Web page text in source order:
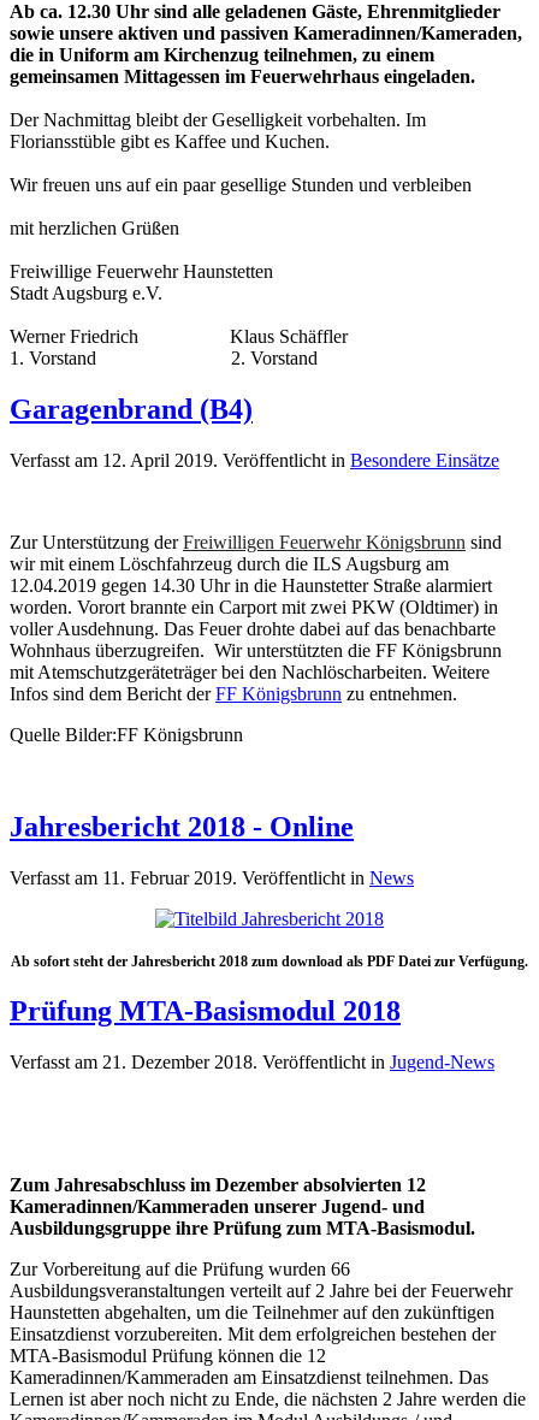
Ab ca. 12.30 Uhr sind alle geladenen Gäste, Ehrenmitglieder
sowie unsere aktiven und passiven Kameradinnen/Kameraden,
die in Uniform am Kirchenzug teilnehmen, zu einem
gemeinsamen Mittagessen im Feuerwehrhaus eingeladen.
Der Nachmittag bleibt der Geselligkeit vorbehalten. Im
Floriansstüble gibt es Kaffee und Kuchen.
Wir freuen uns auf ein paar gesellige Stunden und verbleiben
mit herzlichen Grüßen
Freiwillige Feuerwehr Haunstetten
Stadt Augsburg e.V.
Werner Friedrich Klaus Schäffler
1. Vorstand 2. Vorstand
Garagenbrand (B4)
Verfasst am 12. April 2019. Veröffentlicht in Besondere Einsätze
Zur Unterstützung derFreiwilligen Feuerwehr Königsbrunn sind
wir mit einem Löschfahrzeug durch die ILS Augsburg am
12.04.2019 gegen 14.30 Uhr in die Haunstetter Straße alarmiert
worden. Vorort brannte ein Carport mit zwei PKW (Oldtimer) in
voller Ausdehnung. Das Feuer drohte dabei auf das benachbarte
Wohnhaus überzugreifen. Wir unterstützten die FF Königsbrunn
mit Atemschutzgeräteträger bei den Nachlöscharbeiten. Weitere
Infos sind dem Bericht derFF Königsbrunn zu entnehmen.
Quelle Bilder:FF Königsbrunn
Jahresbericht 2018 - Online
Verfasst am 11. Februar 2019. Veröffentlicht in News
Ab sofort steht der Jahresbericht 2018 zum download als PDF Datei zur Verfügung.
Prüfung MTA-Basismodul 2018
Verfasst am 21. Dezember 2018. Veröffentlicht in Jugend-News
Zum Jahresabschluss im Dezember absolvierten 12
Kameradinnen/Kammeraden unserer Jugend- und
Ausbildungsgruppe ihre Prüfung zum MTA-Basismodul.
Zur Vorbereitung auf die Prüfung wurden 66
Ausbildungsveranstaltungen verteilt auf 2 Jahre bei der Feuerwehr
Haunstetten abgehalten, um die Teilnehmer auf den zukünftigen
Einsatzdienst vorzubereiten. Mit dem erfolgreichen bestehen der
MTA-Basismodul Prüfung können die 12
Kameradinnen/Kammeraden am Einsatzdienst teilnehmen. Das
Lernen ist aber noch nicht zu Ende, die nächsten 2 Jahre werden die